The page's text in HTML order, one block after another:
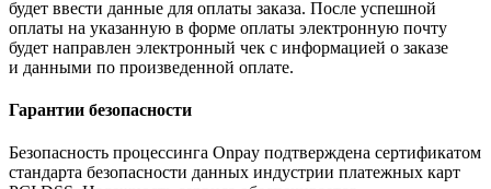
будет ввести данные для оплаты заказа. После успешной
оплаты на указанную в форме оплаты электронную почту
будет направлен электронный чек с информацией о заказе
и данными по произведенной оплате.
Гарантии безопасности
Безопасность процессинга Onpay подтверждена сертификатом
стандарта безопасности данных индустрии платежных карт